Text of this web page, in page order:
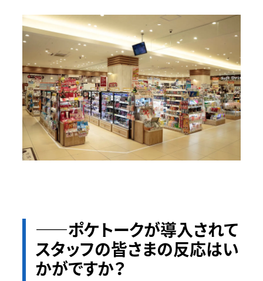
――ポケトークが導入されて
スタッフの皆さまの反応はい
かがですか？